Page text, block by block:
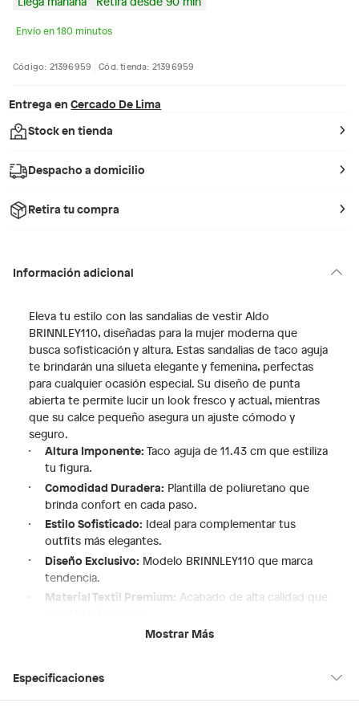
Envío en 180 minutos
Código: 21396959 Cód. tienda: 21396959
Entrega en Cercado De Lima
Stock en tienda
Despacho a domicilio
Retira tu compra
Información adicional
Eleva tu estilo con las sandalias de vestir Aldo
BRINNLEY110, diseñadas para la mujer moderna que
busca sofisticación y altura. Estas sandalias de taco aguja
te brindarán una silueta elegante y femenina, perfectas
para cualquier ocasión especial. Su diseño de punta
abierta te permite lucir un look fresco y actual, mientras
que su calce pequeño asegura un ajuste cómodo y
seguro.
Altura Imponente: Taco aguja de 11.43 cm que estiliza
tu figura.
Comodidad Duradera: Plantilla de poliuretano que
brinda confort en cada paso.
Estilo Sofisticado: Ideal para complementar tus
outfits más elegantes.
Diseño Exclusivo: Modelo BRINNLEY110 que marca
tendencia.
Material Textil Premium: Acabado de alta calidad que
Si buscas un calzado que te haga sentir segura y radiante,
necesitas para brillar en cada evento. ¡Atrévete a
destacar con este accesorio imprescindible en tu
Mostrar Más
Especificaciones